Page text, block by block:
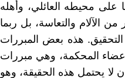
على محيطه العائلي، وأهله
الآلام والتعاسة، بل ربما
هذه بعض المبررات
المحكمة، وهي مبررات
لا يحتمل هذه الحقيقة، وهو